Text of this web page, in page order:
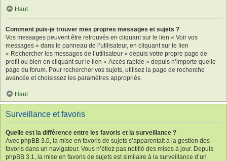
Haut
Comment puis-je trouver mes propres messages et sujets ?
Vos messages peuvent être retrouvés en cliquant sur le lien « Voir vos
messages » dans le panneau de l’utilisateur, en cliquant sur le lien
« Rechercher les messages de l’utilisateur » depuis votre propre page de
profil ou bien en cliquant sur le lien « Accès rapide » depuis n’importe quelle
page du forum. Pour rechercher vos sujets, utilisez la page de recherche
avancée et choisissez les paramètres appropriés.
Haut
Surveillance et favoris
Quelle est la différence entre les favoris et la surveillance ?
Avec phpBB 3.0, la mise en favoris de sujets s’apparentait à la gestion des
favoris dans un navigateur. Vous n’étiez pas notifié des mises à jour. Depuis
phpBB 3.1, la mise en favoris de sujets est similaire à la surveillance d’un